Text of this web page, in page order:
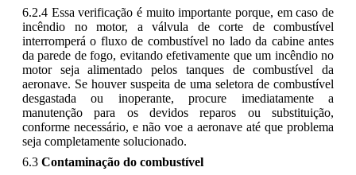
6.2.4 Essa verificação é muito importante porque, em caso de
incêndio no motor, a válvula de corte de combustível
interromperá o fluxo de combustível no lado da cabine antes
da parede de fogo, evitando efetivamente que um incêndio no
motor seja alimentado pelos tanques de combustível da
aeronave. Se houver suspeita de uma seletora de combustível
desgastada ou inoperante, procure imediatamente a
manutenção para os devidos reparos ou substituição,
conforme necessário, e não voe a aeronave até que problema
seja completamente solucionado.
6.3 Contaminação do combustível